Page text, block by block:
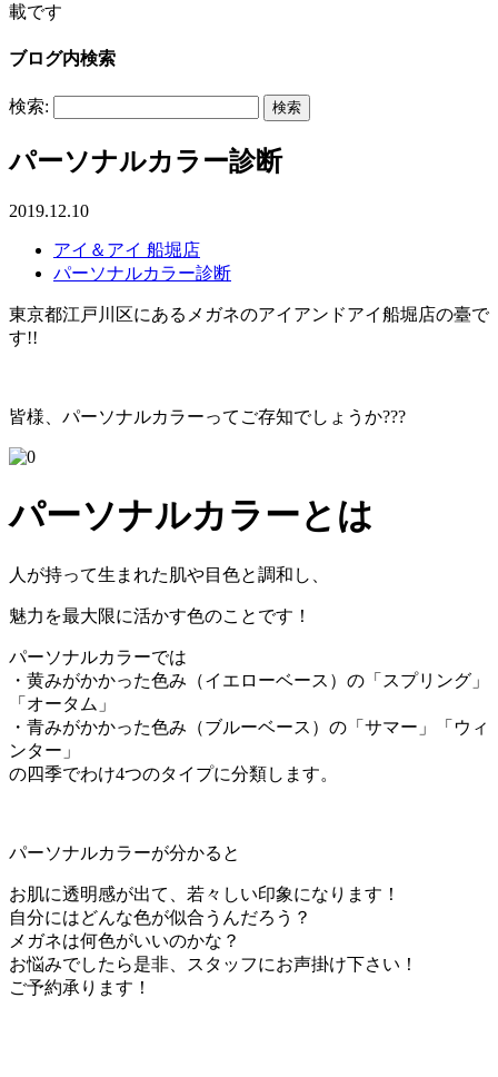
載です
ブログ内検索
検索:
パーソナルカラー診断
2019.12.10
アイ＆アイ 船堀店
パーソナルカラー診断
東京都江戸川区にあるメガネのアイアンドアイ船堀店の臺で
す!!
皆様、パーソナルカラーってご存知でしょうか???
パーソナルカラーとは
人が持って生まれた肌や目色と調和し、
魅力を最大限に活かす色のことです！
パーソナルカラーでは
・黄みがかかった色み（イエローベース）の「スプリング」
「オータム」
・青みがかかった色み（ブルーベース）の「サマー」「ウィ
ンター」
の四季でわけ4つのタイプに分類します。
パーソナルカラーが分かると
お肌に透明感が出て、若々しい印象になります！
自分にはどんな色が似合うんだろう？
メガネは何色がいいのかな？
お悩みでしたら是非、スタッフにお声掛け下さい！
ご予約承ります！